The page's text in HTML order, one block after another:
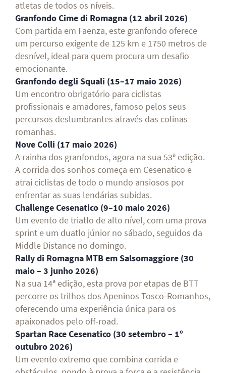
atletas de todos os níveis.
Granfondo Cime di Romagna (12 abril 2026)
Com partida em Faenza, este granfondo oferece
um percurso exigente de 125 km e 1750 metros de
desnível, ideal para quem procura um desafio
emocionante.
Granfondo degli Squali (15–17 maio 2026)
Um encontro obrigatório para ciclistas
profissionais e amadores, famoso pelos seus
percursos deslumbrantes através das colinas
romanhas.
Nove Colli (17 maio 2026)
A rainha dos granfondos, agora na sua 53ª edição.
A corrida dos sonhos começa em Cesenatico e
atrai ciclistas de todo o mundo ansiosos por
enfrentar as suas lendárias subidas.
Challenge Cesenatico (9–10 maio 2026)
Um evento de triatlo de alto nível, com uma prova
sprint e um duatlo júnior no sábado, seguidos da
Middle Distance no domingo.
Rally di Romagna MTB em Salsomaggiore (30
maio – 3 junho 2026)
Na sua 14ª edição, esta prova por etapas de BTT
percorre os trilhos dos Apeninos Tosco-Romanhos,
oferecendo uma experiência única para os
apaixonados pelo off-road.
Spartan Race Cesenatico (30 setembro – 1º
outubro 2026)
Um evento extremo que combina corrida e